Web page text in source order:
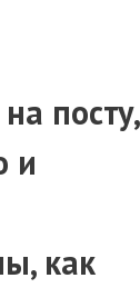
посту,
и
как